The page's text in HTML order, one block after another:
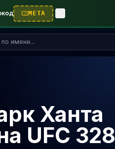
META
Ханта
UFC 328